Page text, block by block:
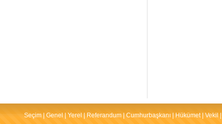
Seçim Genel Yerel Referandum Cumhurbaşkanı Hükümet| Vekil